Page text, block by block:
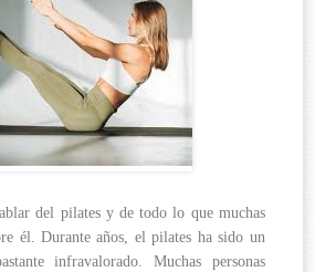
del pilates y de todo lo que muchas
él. Durante años, el pilates ha sido un
infravalorado. Muchas personas